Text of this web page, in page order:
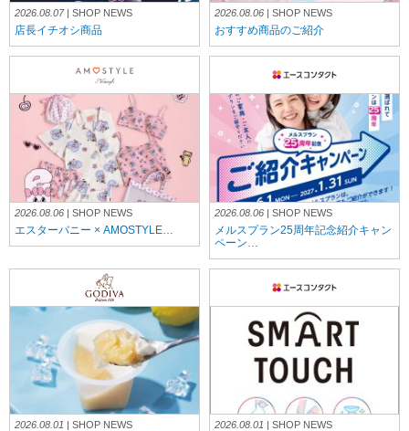
2026.08.07| SHOP NEWS
店長イチオシ商品
2026.08.06 | SHOP NEWS
おすすめ商品のご紹介
2026.08.06 | SHOP NEWS
エスターバニー × AMOSTYLE…
2026.08.06 | SHOP NEWS
メルスプラン25周年記念紹介キャン
ペーン…
2026.08.01 | SHOP NEWS 2026.08.01 | SHOP NEWS